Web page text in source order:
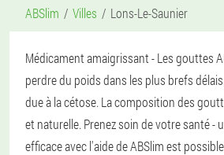
ABSlim Villes Lons-Le-Saunier
Médicament amaigrissant - Les gouttes
perdre du poids dans les plus brefs
due à la cétose. La composition des
et naturelle. Prenez soin de votre santé -
efficace avec l'aide de ABSlim est